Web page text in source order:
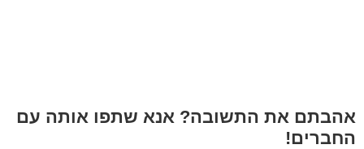
אהבתם את התשובה? אנא שתפו אותה עם
החברים!